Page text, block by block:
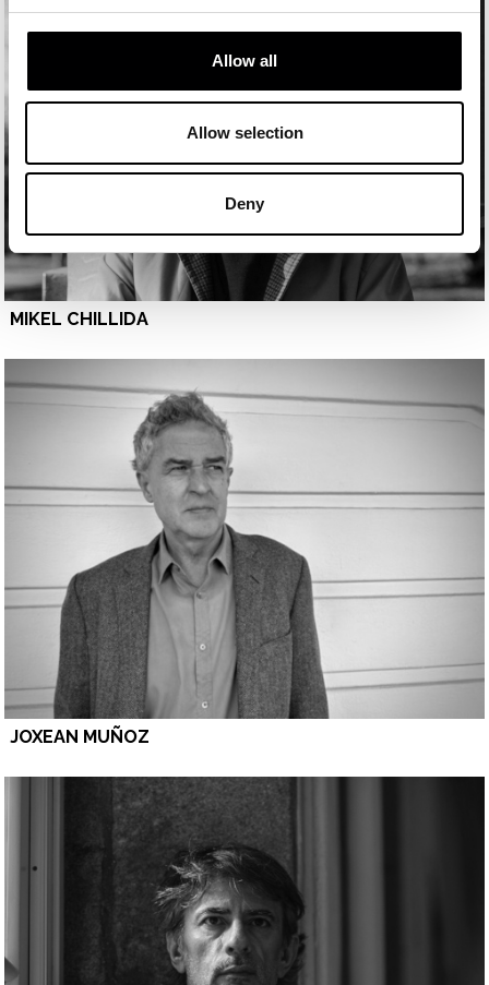
Allow all
Allow selection
Deny
MIKEL CHILLIDA
JOXEAN MUÑOZ